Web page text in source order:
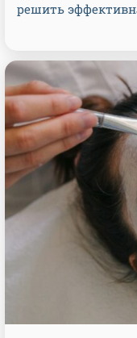
решить